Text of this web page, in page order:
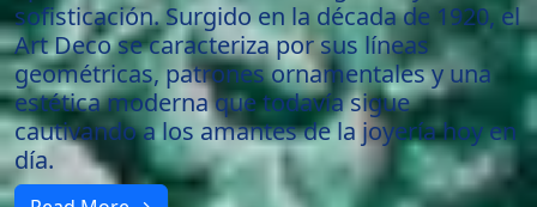
sofisticación. Surgido en la década de 1920, el
Art Deco se caracteriza por sus líneas
geométricas, patrones ornamentales y una
estética moderna que todavía sigue
cautivando a los amantes de la joyería hoy en
día.